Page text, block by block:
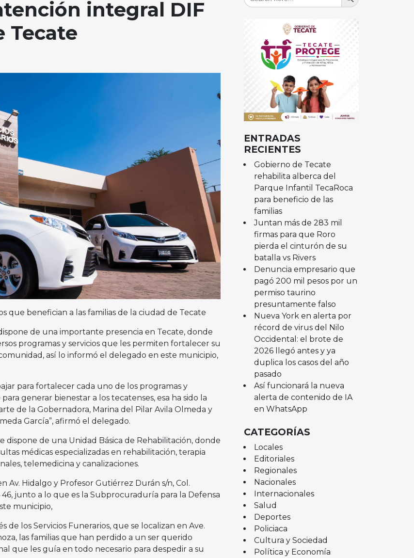
integral DIF
Tecate
que benefician a las familias de la ciudad de Tecate
de una importante presencia en Tecate, donde
programas y servicios que les permiten fortalecer su
así lo informó el delegado en este municipio,
para fortalecer cada uno de los programas y
generar bienestar a los tecatenses, esa ha sido la
de la Gobernadora, Marina del Pilar Avila Olmeda y
García”, afirmó el delegado.
dispone de una Unidad Básica de Rehabilitación, donde
médicas especializadas en rehabilitación, terapia
telemedicina y canalizaciones.
Av. Hidalgo y Profesor Gutiérrez Durán s/n, Col.
junto a lo que es la Subprocuraduría para la Defensa
municipio,
de los Servicios Funerarios, que se localizan en Ave.
las familias que han perdido a un ser querido
que les guía en todo necesario para despedir a su
ENTRADAS
RECIENTES
Gobierno de Tecate
rehabilita alberca del
Parque Infantil TecaRoca
para beneficio de las
familias
Juntan más de 283 mil
firmas para que Roro
pierda el cinturón de su
batalla vs Rivers
Denuncia empresario que
pagó 200 mil pesos por un
permiso taurino
presuntamente falso
Nueva York en alerta por
récord de virus del Nilo
Occidental: el brote de
2026 llegó antes y ya
duplica los casos del año
pasado
Así funcionará la nueva
alerta de contenido de IA
en WhatsApp
CATEGORÍAS
Locales
Editoriales
Regionales
Nacionales
Internacionales
Salud
Deportes
Policiaca
Cultura y Sociedad
Política y Economía